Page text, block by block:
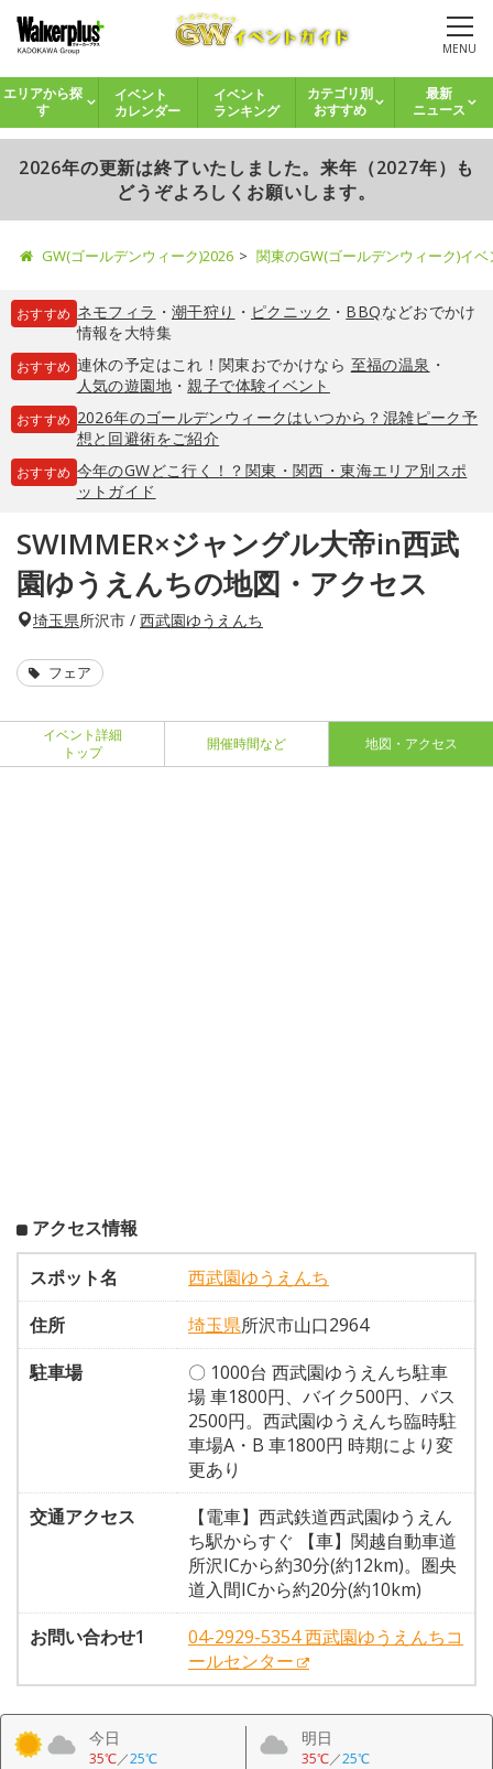
MENU
エリアから探
す
イベント
カレンダー
イベント
ランキング
カテゴリ別
おすすめ
最新
ニュース
2026年の更新は終了いたしました。来年（2027年）も
どうぞよろしくお願いします。
GW(ゴールデンウィーク)2026 関東のGW(ゴールデンウィーク)イ
おすすめ ネモフィラ ・ 潮干狩り ・ ピクニック ・ BBQなどおでかけ
情報を大特集
おすすめ 連休の予定はこれ！関東おでかけなら 至福の温泉 ・
人気の遊園地・親子で体験イベント
おすすめ 2026年のゴールデンウィークはいつから？混雑ピーク予
想と回避術をご紹介
おすすめ 今年のGWどこ行く！？関東・関西・東海エリア別スポ
ットガイド
SWIMMER×ジャングル大帝in西武
園ゆうえんちの地図・アクセス
埼玉県所沢市 / 西武園ゆうえんち
フェア
イベント詳細
トップ
開催時間など 地図・アクセス
アクセス情報
スポット名
西武園ゆうえんち
住所
埼玉県所沢市山口2964
駐車場
〇 1000台 西武園ゆうえんち駐車
場 車1800円、バイク500円、バス
2500円。西武園ゆうえんち臨時駐
車場A・B 車1800円 時期により変
更あり
交通アクセス
【電車】西武鉄道西武園ゆうえん
ち駅からすぐ 【車】関越自動車道
所沢ICから約30分(約12km)。圏央
道入間ICから約20分(約10km)
お問い合わせ1
04-2929-5354 西武園ゆうえんちコ
ールセンター
今日
35℃／25℃
明日
35℃／25℃